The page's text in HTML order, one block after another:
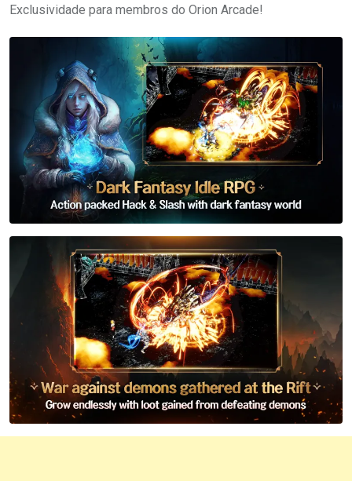
Exclusividade para membros do Orion Arcade!